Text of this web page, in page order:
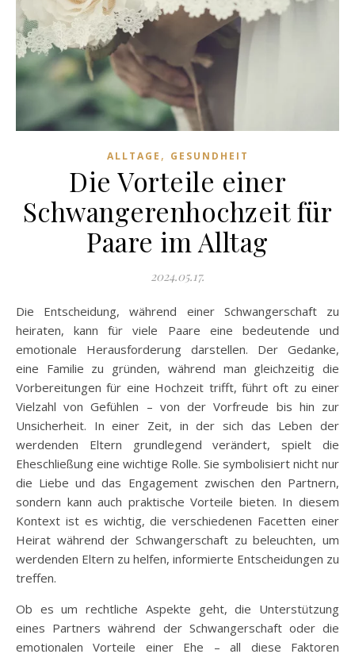
ALLTAGE , GESUNDHEIT
Die Vorteile einer
Schwangerenhochzeit für
Paare im Alltag
2024.05.17.
Die Entscheidung, während einer Schwangerschaft zu
heiraten, kann für viele Paare eine bedeutende und
emotionale Herausforderung darstellen. Der Gedanke,
eine Familie zu gründen, während man gleichzeitig die
Vorbereitungen für eine Hochzeit trifft, führt oft zu einer
Vielzahl von Gefühlen – von der Vorfreude bis hin zur
Unsicherheit. In einer Zeit, in der sich das Leben der
werdenden Eltern grundlegend verändert, spielt die
Eheschließung eine wichtige Rolle. Sie symbolisiert nicht nur
die Liebe und das Engagement zwischen den Partnern,
sondern kann auch praktische Vorteile bieten. In diesem
Kontext ist es wichtig, die verschiedenen Facetten einer
Heirat während der Schwangerschaft zu beleuchten, um
werdenden Eltern zu helfen, informierte Entscheidungen zu
treffen.
Ob es um rechtliche Aspekte geht, die Unterstützung
eines Partners während der Schwangerschaft oder die
emotionalen Vorteile einer Ehe – all diese Faktoren